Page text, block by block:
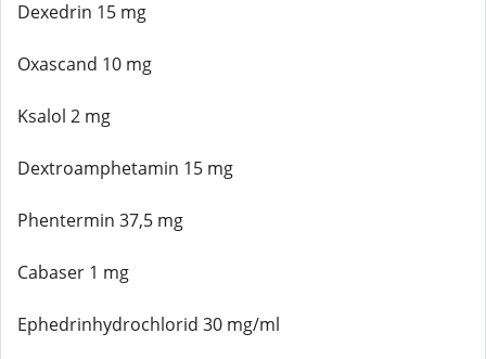
Dexedrin 15 mg
Oxascand 10 mg
Ksalol 2 mg
Dextroamphetamin 15 mg
Phentermin 37,5 mg
Cabaser 1 mg
Ephedrinhydrochlorid 30 mg/ml